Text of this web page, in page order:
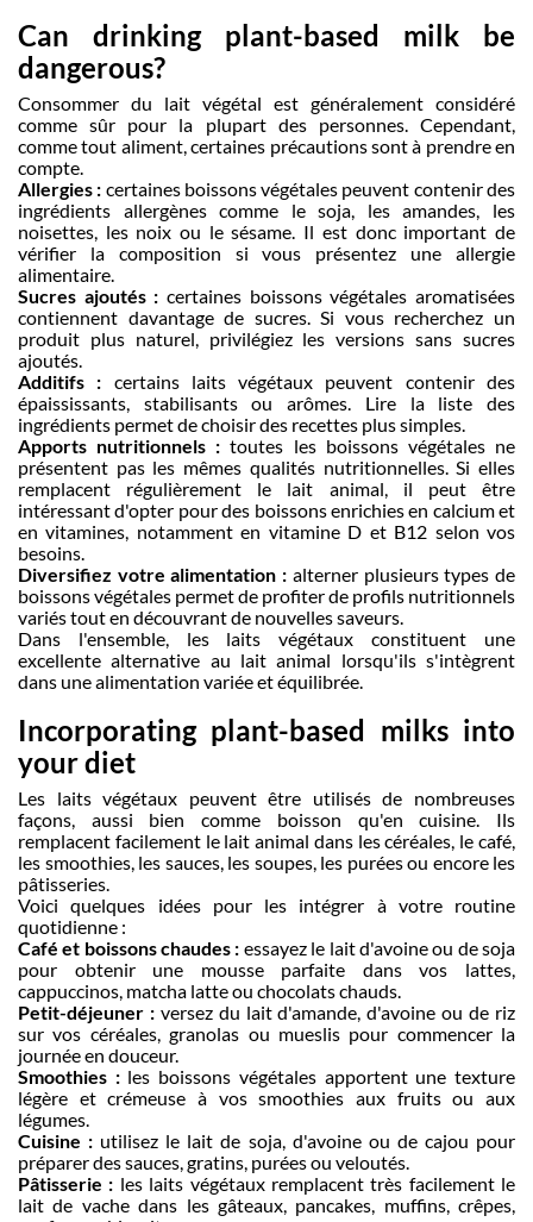
Can drinking plant-based milk be
dangerous?
Consommer du lait végétal est généralement considéré
comme sûr pour la plupart des personnes. Cependant,
comme tout aliment, certaines précautions sont à prendre en
compte.
Allergies : certaines boissons végétales peuvent contenir des
ingrédients allergènes comme le soja, les amandes, les
noisettes, les noix ou le sésame. Il est donc important de
vérifier la composition si vous présentez une allergie
alimentaire.
Sucres ajoutés : certaines boissons végétales aromatisées
contiennent davantage de sucres. Si vous recherchez un
produit plus naturel, privilégiez les versions sans sucres
ajoutés.
Additifs : certains laits végétaux peuvent contenir des
épaississants, stabilisants ou arômes. Lire la liste des
ingrédients permet de choisir des recettes plus simples.
Apports nutritionnels : toutes les boissons végétales ne
présentent pas les mêmes qualités nutritionnelles. Si elles
remplacent régulièrement le lait animal, il peut être
intéressant d'opter pour des boissons enrichies en calcium et
en vitamines, notamment en vitamine D et B12 selon vos
besoins.
Diversifiez votre alimentation : alterner plusieurs types de
boissons végétales permet de profiter de profils nutritionnels
variés tout en découvrant de nouvelles saveurs.
Dans l'ensemble, les laits végétaux constituent une
excellente alternative au lait animal lorsqu'ils s'intègrent
dans une alimentation variée et équilibrée.
Incorporating plant-based milks into
your diet
Les laits végétaux peuvent être utilisés de nombreuses
façons, aussi bien comme boisson qu'en cuisine. Ils
remplacent facilement le lait animal dans les céréales, le café,
les smoothies, les sauces, les soupes, les purées ou encore les
pâtisseries.
Voici quelques idées pour les intégrer à votre routine
quotidienne :
Café et boissons chaudes : essayez le lait d'avoine ou de soja
pour obtenir une mousse parfaite dans vos lattes,
cappuccinos, matcha latte ou chocolats chauds.
Petit-déjeuner :versez du lait d'amande, d'avoine ou de riz
sur vos céréales, granolas ou mueslis pour commencer la
journée en douceur.
Smoothies :les boissons végétales apportent une texture
légère et crémeuse à vos smoothies aux fruits ou aux
légumes.
Cuisine : utilisez le lait de soja, d'avoine ou de cajou pour
préparer des sauces, gratins, purées ou veloutés.
Pâtisserie : les laits végétaux remplacent très facilement le
lait de vache dans les gâteaux, pancakes, muffins, crêpes,